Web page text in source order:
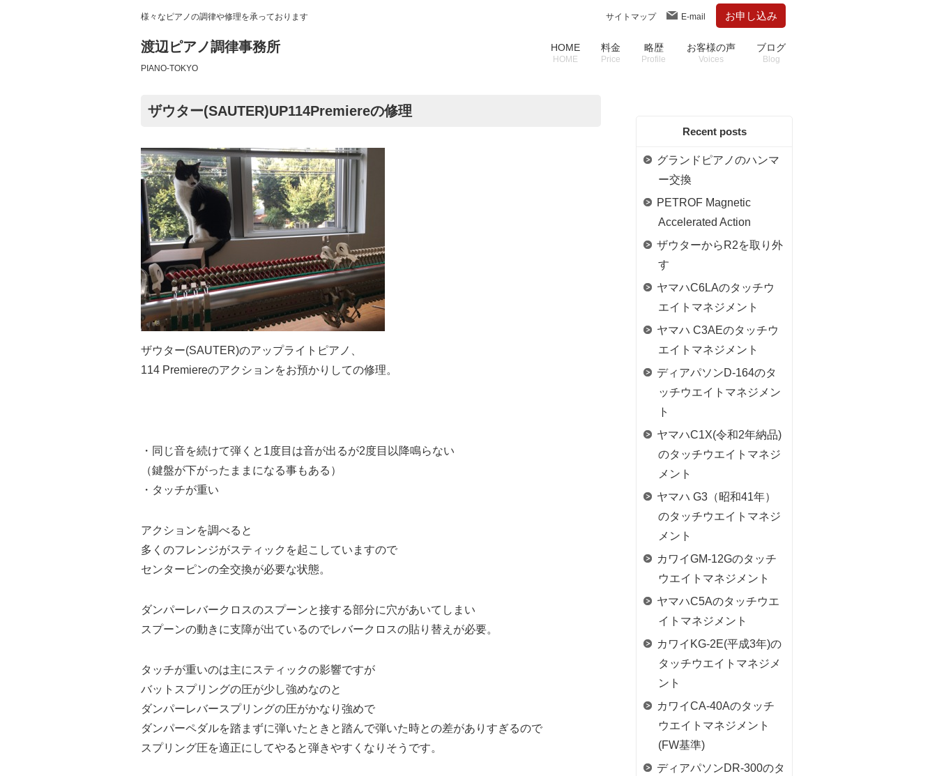
様々なピアノの調律や修理を承っております サイトマップ E-mail お申し込み
渡辺ピアノ調律事務所
PIANO-TOKYO
HOME
HOME
料金
Price
略歴
Profile
お客様の声
Voices
ブログ
Blog
ザウター(SAUTER)UP114Premiereの修理
ザウター(SAUTER)のアップライトピアノ、
114 Premiereのアクションをお預かりしての修理。
・同じ音を続けて弾くと1度目は音が出るが2度目以降鳴らない
（鍵盤が下がったままになる事もある）
・タッチが重い
アクションを調べると
多くのフレンジがスティックを起こしていますので
センターピンの全交換が必要な状態。
ダンパーレバークロスのスプーンと接する部分に穴があいてしまい
スプーンの動きに支障が出ているのでレバークロスの貼り替えが必要。
タッチが重いのは主にスティックの影響ですが
バットスプリングの圧が少し強めなのと
ダンパーレバースプリングの圧がかなり強めで
ダンパーペダルを踏まずに弾いたときと踏んで弾いた時との差がありすぎるので
スプリング圧を適正にしてやると弾きやすくなりそうです。
Recent posts
グランドピアノのハンマ
ー交換
PETROF Magnetic
Accelerated Action
ザウターからR2を取り外
す
ヤマハC6LAのタッチウ
エイトマネジメント
ヤマハ C3AEのタッチウ
エイトマネジメント
ディアパソンD-164のタ
ッチウエイトマネジメン
ト
ヤマハC1X(令和2年納品)
のタッチウエイトマネジ
メント
ヤマハ G3（昭和41年）
のタッチウエイトマネジ
メント
カワイGM-12Gのタッチ
ウエイトマネジメント
ヤマハC5Aのタッチウエ
イトマネジメント
カワイKG-2E(平成3年)の
タッチウエイトマネジメ
ント
カワイCA-40Aのタッチ
ウエイトマネジメント
(FW基準)
ディアパソンDR-300のタ